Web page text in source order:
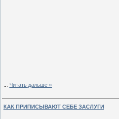
Читать дальше »
КАК ПРИПИСЫВАЮТ СЕБЕ ЗАСЛУГИ